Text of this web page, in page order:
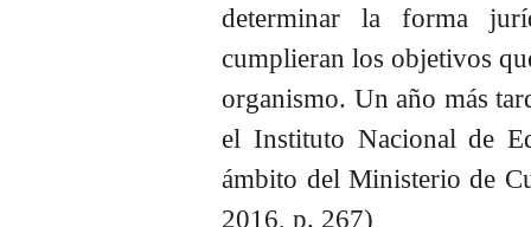
determinar la forma
cumplieran los objetivos
organismo. Un año más
el Instituto Nacional de
ámbito del Ministerio de
2016, p. 267)